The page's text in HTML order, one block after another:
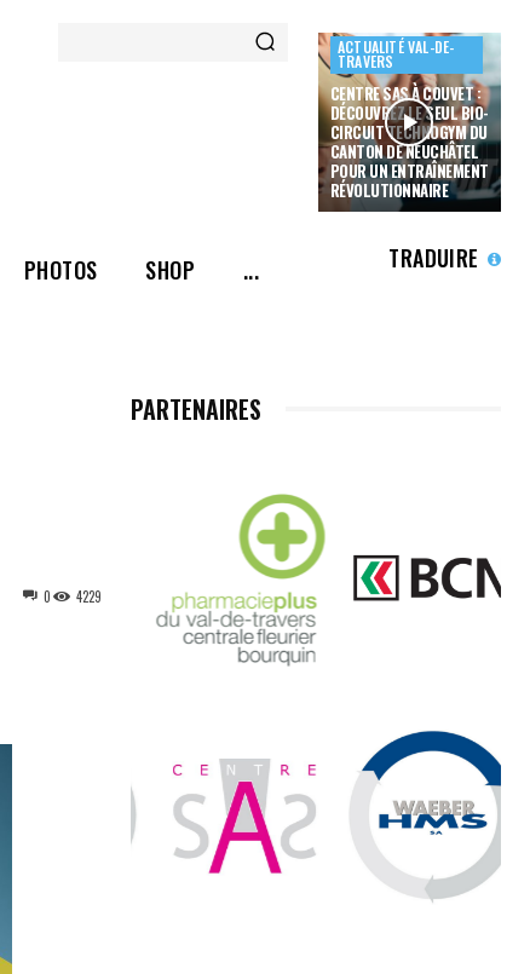
ACTUALITÉ VAL-DE-
TRAVERS
CENTRE SAS À COUVET :
DÉCOUVREZ LE SEUL BIO-
CIRCUIT TECHNOGYM DU
CANTON DE NEUCHÂTEL
POUR UN ENTRAÎNEMENT
RÉVOLUTIONNAIRE
PHOTOS SHOP ... TRADUIRE
4229
0
PARTENAIRES